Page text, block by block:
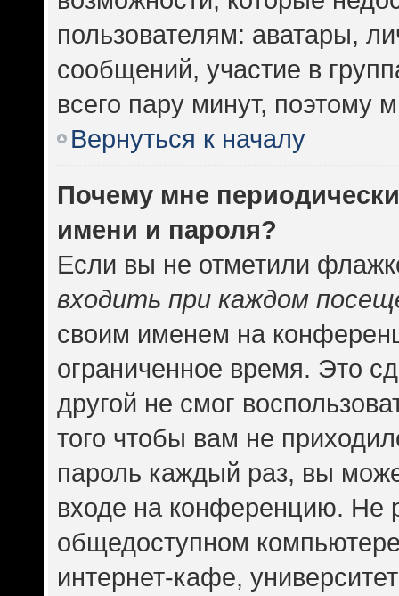
пользователям: аватары,
сообщений, участие в
всего пару минут, поэтому
Вернуться к началу
Почему мне
имени и пароля?
Если вы не отметили
входить при каждом
своим именем на
ограниченное время. Это
другой не смог
того чтобы вам не
пароль каждый раз, вы
входе на конференцию. Не
общедоступном
интернет-кафе,